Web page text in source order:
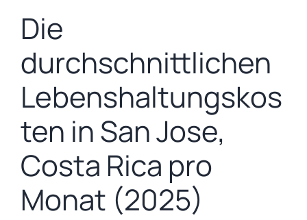
Die
durchschnittlichen
Lebenshaltungskos
ten in San Jose,
Costa Rica pro
Monat (2025)